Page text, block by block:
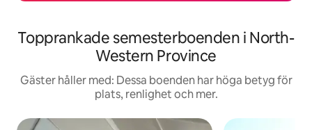
Topprankade semesterboenden i North-
Western Province
Gäster håller med: Dessa boenden har höga betyg för
plats, renlighet och mer.